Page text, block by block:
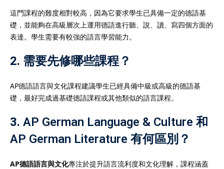
這門課程的難度相對較高，因為它要求學生已具備一定的德語基
礎，並能夠在高級層次上運用德語進行聽、說、讀、寫四個方面的
表達。學生需要有較強的語言學習能力。
2. 需要先修哪些課程？
AP德語語言與文化課程建議學生已經具備中級或高級的德語基
礎，最好完成過基礎德語課程或其他類似的語言課程。
3. AP German Language & Culture 和
AP German Literature 有何區別？
AP德語語言與文化專注於提升語言流利度和文化理解，課程涵蓋